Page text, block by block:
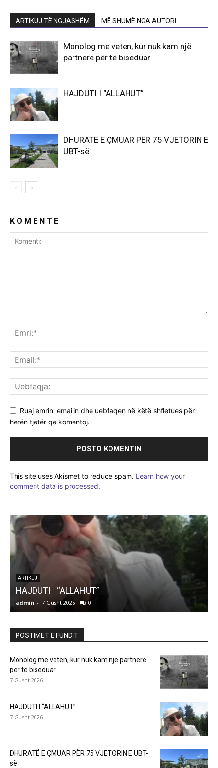
ARTIKUJ TË NGJASHËM MË SHUMË NGA AUTORI
Monolog me veten, kur nuk kam një
partnere për të biseduar
HAJDUTI I “ALLAHUT”
DHURATË E ÇMUAR PËR 75 VJETORIN E
UBT-së
K O M E N T E
Ruaj emrin, emailin dhe uebfaqen në këtë shfletues për
herën tjetër që komentoj.
This site uses Akismet to reduce spam. Learn how your
comment data is processed.
ARTIKUJ
HAJDUTI I “ALLAHUT”
admin - 7 Gusht 2026 0
POSTIMET E FUNDIT
Monolog me veten, kur nuk kam një partnere
për të biseduar
7 Gusht 2026
HAJDUTI I “ALLAHUT”
7 Gusht 2026
DHURATË E ÇMUAR PËR 75 VJETORIN E UBT-
së